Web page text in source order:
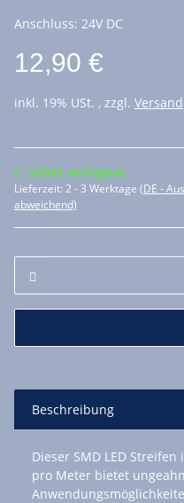
Anschluss: 24V DC
12,90 €
inkl. 19% USt. , zzgl. Versand
Sofort verfügbar
Lieferzeit: 2 - 3 Werktage (DE -
abweichend)
Beschreibung
Dieser SMD LED
pro Meter bietet